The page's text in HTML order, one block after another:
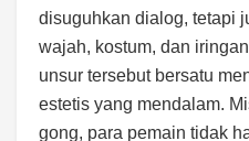
disuguhkan dialog, tetapi
wajah, kostum, dan
unsur tersebut bersatu
estetis yang mendalam.
gong, para pemain tidak